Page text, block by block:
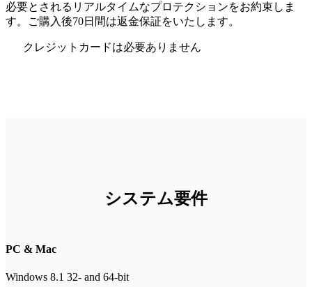
必要とされるリアルタイムなプロテクションをお約束しま
す。ご購入後70日間は返金保証をいたします。
クレジットカードは必要ありません
システム要件
PC & Mac
Windows 8.1 32- and 64-bit